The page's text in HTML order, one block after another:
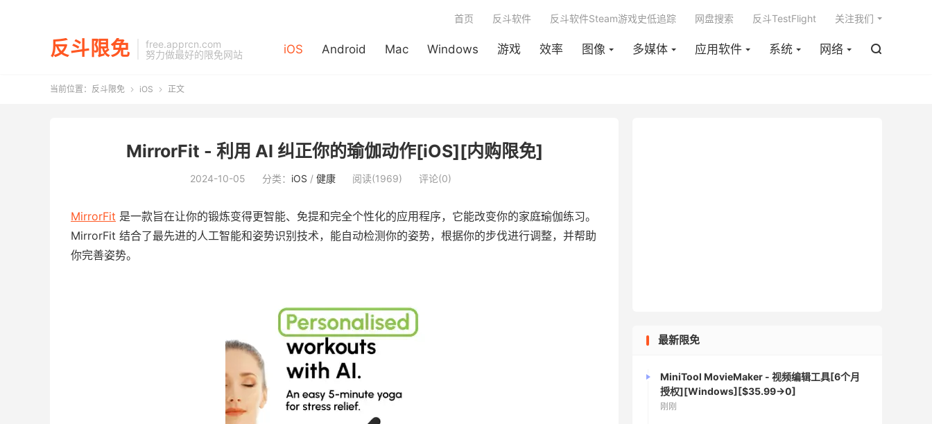
反斗限免
free.apprcn.com
努力做最好的限免网站
iOS Android Mac Windows 游戏 效率 图像 多媒体 应用软件 系统 网络 
首页 反斗软件 反斗软件Steam游戏史低追踪 网盘搜索 反斗TestFlight 关注我们
当前位置： 反斗限免  iOS  正文
MirrorFit - 利用 AI 纠正你的瑜伽动作[iOS][内购限免]
2024-10-05 分类： iOS / 健康 阅读(1969) 评论(0)
MirrorFit 是一款旨在让你的锻炼变得更智能、免提和完全个性化的应用程序，它能改变你的家庭瑜伽练习。
MirrorFit 结合了最先进的人工智能和姿势识别技术，能自动检测你的姿势，根据你的步伐进行调整，并帮助
你完善姿势。
最新限免
MiniTool MovieMaker - 视频编辑工具[6个月
授权][Windows][$35.99→0]
刚刚